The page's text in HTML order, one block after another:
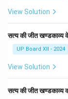
View Solution
सत्य की जीत खण्डकाव्य
UP Board XII - 2024
View Solution
सत्य की जीत खण्डकाव्य